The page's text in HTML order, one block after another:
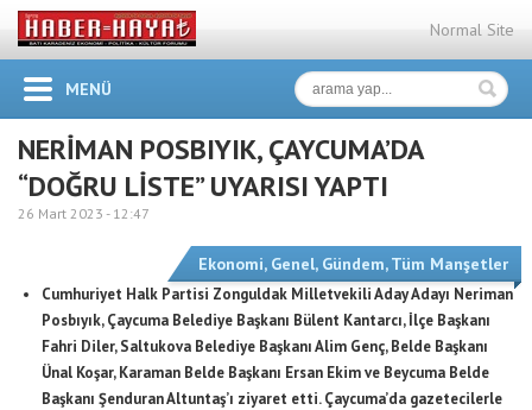
Normal Site
MENÜ
NERİMAN POSBIYIK, ÇAYCUMA’DA
“DOĞRU LİSTE” UYARISI YAPTI
26 Mart 2023 - 12:47
Ekonomi, Genel, Gündem,Tüm Manşetler
Cumhuriyet Halk Partisi Zonguldak Milletvekili Aday Adayı Neriman
Posbıyık, Çaycuma Belediye Başkanı Bülent Kantarcı, İlçe Başkanı
Fahri Diler, Saltukova Belediye Başkanı Alim Genç, Belde Başkanı
Ünal Koşar, Karaman Belde Başkanı Ersan Ekim ve Beycuma Belde
Başkanı Şenduran Altuntaş’ı ziyaret etti. Çaycuma’da gazetecilerle